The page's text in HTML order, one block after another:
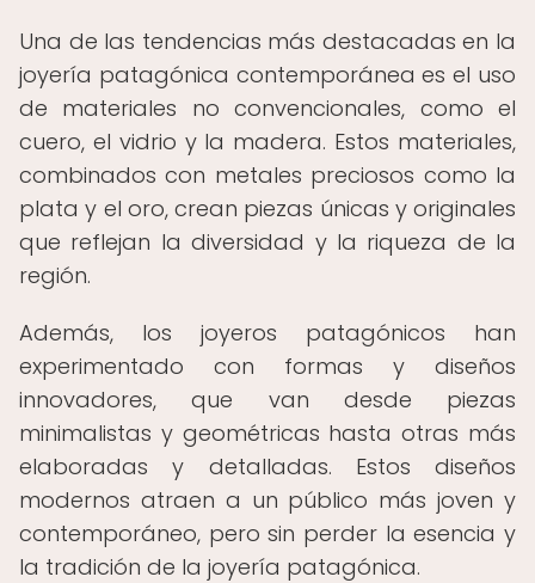
Una de las tendencias más destacadas en la
joyería patagónica contemporánea es el uso
de materiales no convencionales, como el
cuero, el vidrio y la madera. Estos materiales,
combinados con metales preciosos como la
plata y el oro, crean piezas únicas y originales
que reflejan la diversidad y la riqueza de la
región.
Además, los joyeros patagónicos han
experimentado con formas y diseños
innovadores, que van desde piezas
minimalistas y geométricas hasta otras más
elaboradas y detalladas. Estos diseños
modernos atraen a un público más joven y
contemporáneo, pero sin perder la esencia y
la tradición de la joyería patagónica.